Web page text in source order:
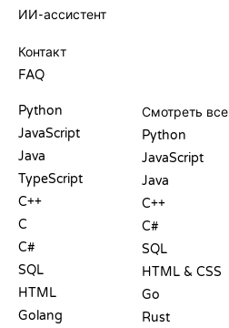
ИИ-ассистент
Контакт
FAQ
Python
JavaScript
Java
TypeScript
C++
C
C#
SQL
HTML
Golang
Смотреть все
Python
JavaScript
Java
C++
C#
SQL
HTML & CSS
Go
Rust